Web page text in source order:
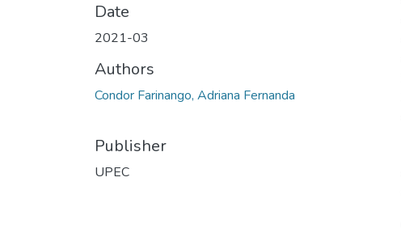
Date
2021-03
Authors
Condor Farinango, Adriana Fernanda
Publisher
UPEC